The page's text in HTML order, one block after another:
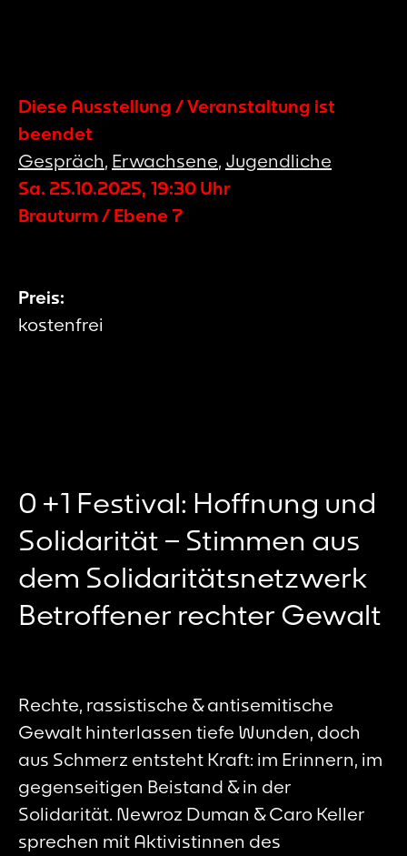
Diese Ausstellung / Veranstaltung ist
beendet
Gespräch, Erwachsene, Jugendliche
Sa. 25.10.2025, 19:30 Uhr
Brauturm / Ebene 7
Preis:
kostenfrei
0 +1 Festival: Hoffnung und
Solidarität – Stimmen aus
dem Solidaritätsnetzwerk
Betroffener rechter Gewalt
Rechte, rassistische & antisemitische
Gewalt hinterlassen tiefe Wunden, doch
aus Schmerz entsteht Kraft: im Erinnern, im
gegenseitigen Beistand & in der
Solidarität. Newroz Duman & Caro Keller
sprechen mit Aktivistinnen des